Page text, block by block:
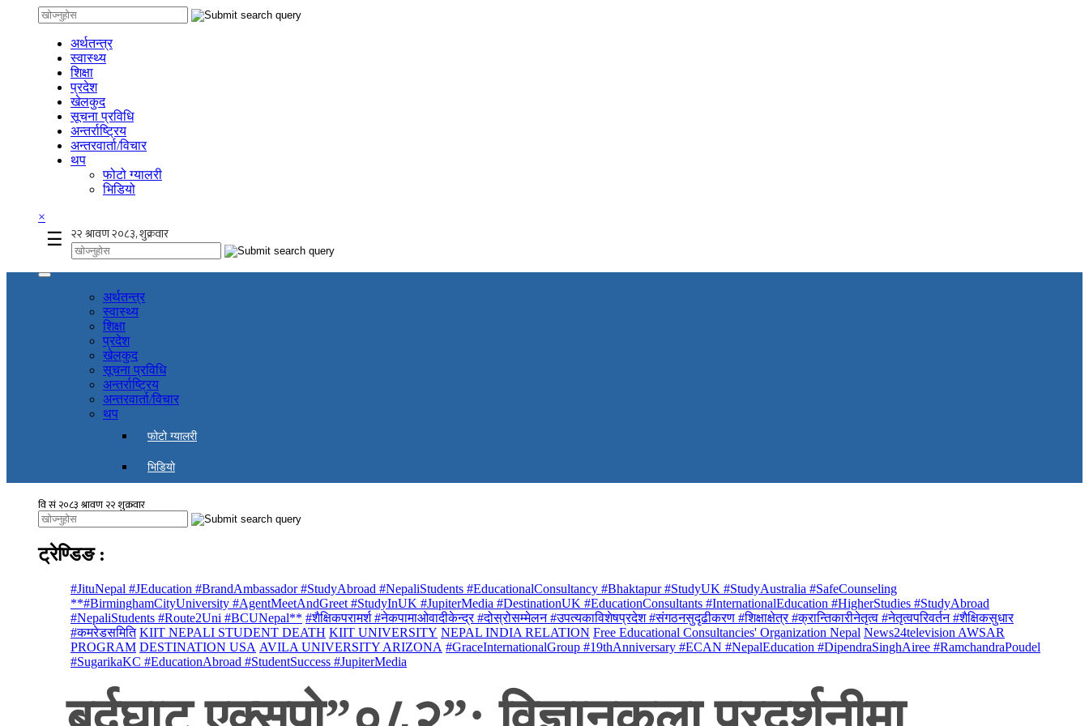
अर्थतन्त्र
स्वास्थ्य
शिक्षा
प्रदेश
खेलकुद
सूचना प्रविधि
अन्तर्राष्ट्रिय
अन्तरवार्ता/विचार
थप
फोटो ग्यालरी
भिडियो
×
☰
अर्थतन्त्र
स्वास्थ्य
शिक्षा
प्रदेश
खेलकुद
सूचना प्रविधि
अन्तर्राष्ट्रिय
अन्तरवार्ता/विचार
थप
फोटो ग्यालरी
भिडियो
ट्रेण्डिङ :
#JituNepal #JEducation #BrandAmbassador #StudyAbroad #NepaliStudents #EducationalConsultancy #Bhaktapur #StudyUK #StudyAustralia #SafeCounseling
**#BirminghamCityUniversity #AgentMeetAndGreet #StudyInUK #JupiterMedia #DestinationUK #EducationConsultants #InternationalEducation #HigherStudies #StudyAbroad
#NepaliStudents #Route2Uni #BCUNepal** #शैक्षिकपरामर्श #नेकपामाओवादीकेन्द्र #दोस्रोसम्मेलन #उपत्यकाविशेषप्रदेश #संगठनसुदृढीकरण #शिक्षाक्षेत्र #क्रान्तिकारीनेतृत्व #नेतृत्वपरिवर्तन #शैक्षिकसुधार
#कमरेडसमिति KIIT NEPALI STUDENT DEATH KIIT UNIVERSITY NEPAL INDIA RELATION Free Educational Consultancies' Organization Nepal News24television AWSAR
PROGRAM DESTINATION USA AVILA UNIVERSITY ARIZONA #GraceInternationalGroup #19thAnniversary #ECAN #NepalEducation #DipendraSinghAiree #RamchandraPoudel
#SugarikaKC #EducationAbroad #StudentSuccess #JupiterMedia